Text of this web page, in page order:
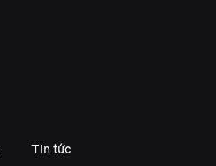
Tin tức